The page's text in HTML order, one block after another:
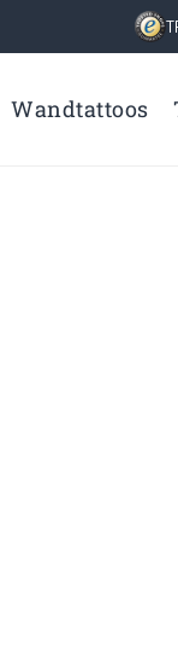
Wandtattoos